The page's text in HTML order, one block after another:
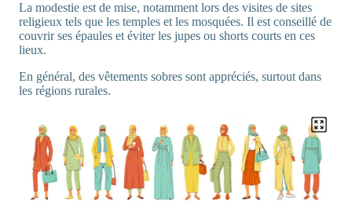
La modestie est de mise, notamment lors des visites de sites
religieux tels que les temples et les mosquées. Il est conseillé de
couvrir ses épaules et éviter les jupes ou shorts courts en ces
lieux.
En général, des vêtements sobres sont appréciés, surtout dans
les régions rurales.